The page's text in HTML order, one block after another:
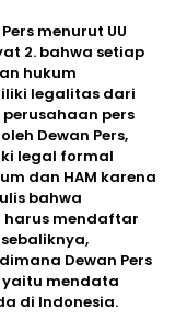
menurut UU
2. bahwa setiap
hukum
legalitas dari
pers
Dewan Pers,
legal formal
dan HAM karena
bahwa
harus mendaftar
Dewan Pers
mendata
di Indonesia.